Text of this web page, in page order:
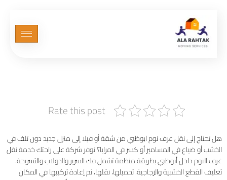
Rate this post
هل تحتاج إلى نقل غرف نوم ابوظبي من شقة أو فيلا إلى منزل جديد دون تلف في
الخشب أو ضياع في المسامير أو كسر في المرايا؟ توفر شركة على راحتك خدمة نقل
غرف النوم داخل أبوظبي بطريقة منظمة تشمل فك السرير والدولاب والتسريحة،
تغليف القطع الخشبية والزجاجية، تحميلها، نقلها، ثم إعادة تركيبها في المكان